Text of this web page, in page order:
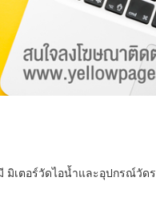
มิเตอร์วัดไอน้ำและอุปกรณ์วัด